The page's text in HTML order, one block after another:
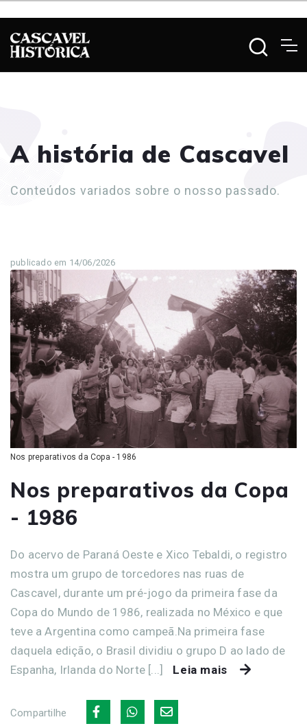
A história de Cascavel
Conteúdos variados sobre o nosso passado.
publicado em 14/06/2026
Nos preparativos da Copa - 1986
Nos preparativos da Copa
- 1986
Do acervo de Paraná Oeste e Xico Tebaldi, o registro
mostra um grupo de torcedores nas ruas de
Cascavel, durante um pré-jogo da primeira fase da
Copa do Mundo de 1986, realizada no México e que
teve a Argentina como campeã.Na primeira fase
daquela edição, o Brasil dividiu o grupo D ao lado de
Espanha, Irlanda do Norte [...]
Leia mais
Compartilhe